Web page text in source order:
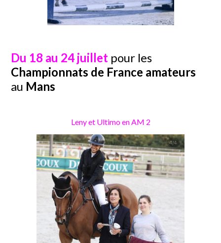
Du 18 au 24 juillet pour les
Championnats de France amateurs
au Mans
Leny et Ultimo en AM 2